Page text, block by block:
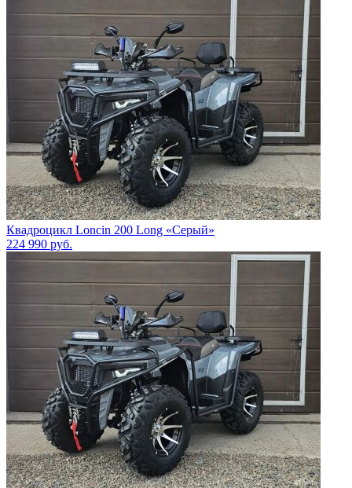
Квадроцикл Loncin 200 Long «Серый»
224 990 руб.